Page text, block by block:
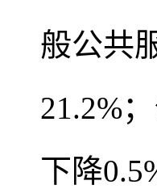
般公共
21.2%
下降